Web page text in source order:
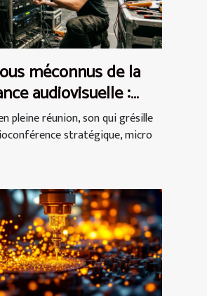
méconnus de la
audiovisuelle :
coûts et enjeux
pleine réunion, son qui grésille
stratégique, micro